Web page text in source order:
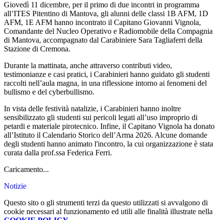
Giovedì 11 dicembre, per il primo di due incontri in programma
all’ITES Pitentino di Mantova, gli alunni delle classi 1B AFM, 1D
AFM, 1E AFM hanno incontrato il Capitano Giovanni Vignola,
Comandante del Nucleo Operativo e Radiomobile della Compagnia
di Mantova, accompagnato dal Carabiniere Sara Tagliaferri della
Stazione di Cremona.
Durante la mattinata, anche attraverso contributi video,
testimonianze e casi pratici, i Carabinieri hanno guidato gli studenti
raccolti nell’aula magna, in una riflessione intorno ai fenomeni del
bullismo e del cyberbullismo.
In vista delle festività natalizie, i Carabinieri hanno inoltre
sensibilizzato gli studenti sui pericoli legati all’uso improprio di
petardi e materiale pirotecnico. Infine, il Capitano Vignola ha donato
all’Istituto il Calendario Storico dell’Arma 2026. Alcune domande
degli studenti hanno animato l'incontro, la cui organizzazione è stata
curata dalla prof.ssa Federica Ferri.
Caricamento...
Notizie
Questo sito o gli strumenti terzi da questo utilizzati si avvalgono di
cookie necessari al funzionamento ed utili alle finalità illustrate nella